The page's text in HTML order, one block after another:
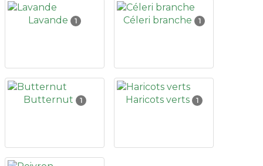
Lavande 1 Céleri branche 1
Butternut 1 Haricots verts 1